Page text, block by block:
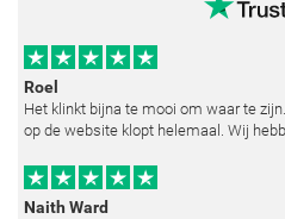
Roel
Het klinkt bijna te mooi om waar te
op de website klopt helemaal. Wij
Naith Ward